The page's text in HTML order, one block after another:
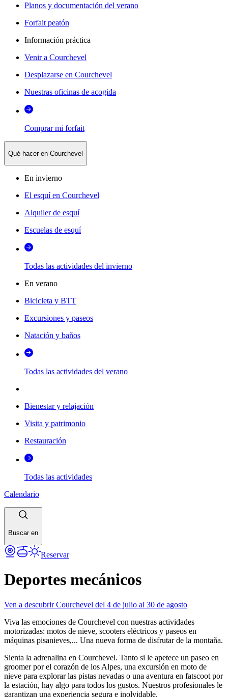
Planos y documentación del verano
Forfait peatón
Información práctica
Venir a Courchevel
Desplazarse en Courchevel
Nuestras oficinas de acogida
Comprar mi forfait
Qué hacer en Courchevel
En invierno
El esquí en Courchevel
Alquiler de esquí
Escuelas de esquí
Todas las actividades del invierno
En verano
Bicicleta y BTT
Excursiones y paseos
Natación y baños
Todas las actividades del verano
Bienestar y relajación
Visita y patrimonio
Restauración
Todas las actividades
Calendario
Buscar en
Reservar
Deportes mecánicos
Ven a descubrir Courchevel del 4 de julio al 30 de agosto
Viva las emociones de Courchevel con nuestras actividades
motorizadas: motos de nieve, scooters eléctricos y paseos en
máquinas pisanieves,... Una nueva forma de disfrutar de la montaña.
Sienta la adrenalina en Courchevel. Tanto si le apetece un paseo en
groomer por el corazón de los Alpes, una excursión en moto de
nieve para explorar las pistas nevadas o una aventura en fatscoot por
la estación, hay algo para todos los gustos. Nuestros profesionales le
garantizan una experiencia segura e inolvidable.